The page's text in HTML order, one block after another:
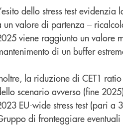
dello stress test
un valore di partenza –
viene raggiunto un valore
di un buffer
la riduzione di CET1 ratio
scenario avverso (fine
EU-wide stress test (pari a
di fronteggiare